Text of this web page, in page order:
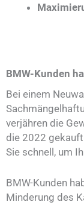
BMW-Kunden
Bei einem
verjähren die
die 2022
Sie schnell, um
BMW-Kunden
Minderung des